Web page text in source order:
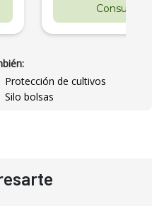
Consultar
Protección de cultivos
Silo bolsas